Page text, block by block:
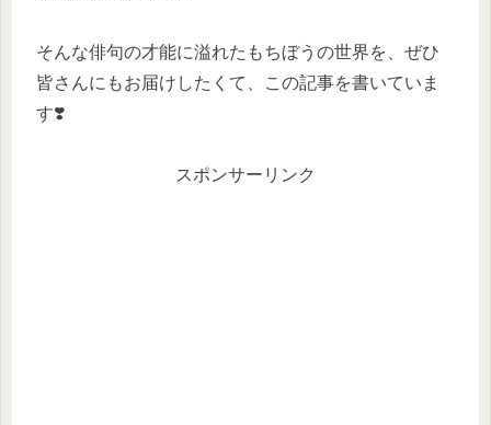
そんな俳句の才能に溢れたもちぼうの世界を、ぜひ
皆さんにもお届けしたくて、この記事を書いていま
す❣️
スポンサーリンク